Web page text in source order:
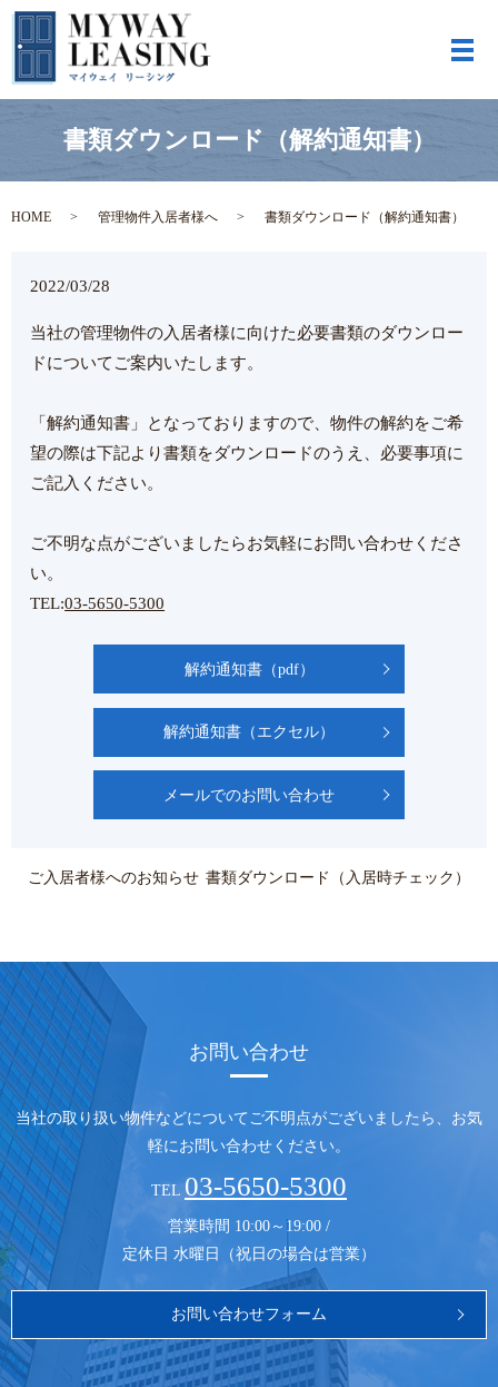
メ
書類ダウンロード（解約通知書）
HOME 管理物件入居者様へ 書類ダウンロード（解約通知書）
2022/03/28
当社の管理物件の入居者様に向けた必要書類のダウンロー
ドについてご案内いたします。
「解約通知書」となっておりますので、物件の解約をご希
望の際は下記より書類をダウンロードのうえ、必要事項に
ご記入ください。
ご不明な点がございましたらお気軽にお問い合わせくださ
い。
TEL:03-5650-5300
解約通知書（pdf）
解約通知書（エクセル）
メールでのお問い合わせ
ご入居者様へのお知らせ 書類ダウンロード（入居時チェック）
お問い合わせ
当社の取り扱い物件などについてご不明点がございましたら、 お気
軽にお問い合わせください。
TEL 03-5650-5300
営業時間 10:00～19:00 /
定休日 水曜日（祝日の場合は営業）
お問い合わせフォーム